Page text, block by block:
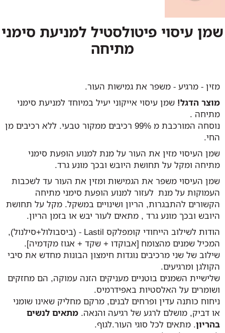
שמן עיסוי פיטולסטיל למניעת סימני
מתיחה
מזין - מרגיע - משפר את גמישות העור.
מוצר הדגל! שמן עיסוי אייקוני יעיל במיוחד למניעת סימני
מתיחה .
נוסחה המורכבת מ 99% רכיבים ממקור טבעי. ללא רכיבים מן
החי.
שמן העיסוי מזין את העור על מנת למנוע הופעת סימני
מתיחה ומקל על תחושת היובש ובכך מונע גרד.
שמן העיסוי משפר את הגמישות ומזין את העור עד לשכבות
העמוקות על מנת לעזור למנוע הופעת סימני מתיחה
הקשורים להתבגרות, הריון ושינויים במשקל. מקל על תחושת
היובש ובכך מונע גרד , מתאים לעור יבש או בזמן הריון.
הודות לשילוב הייחודי קומפלקס Lastil - (ביסבולול+סילנול),
המכיל שמנים מהצומח [אבוקדו + שקד + אגוז מקדמיה].
שילוב של שני מרכיבים נוגדות חימצון הבונות מחדש את סיבי
הקולגן ומרגיעים.
שלישיית השמנים בוטניים מעניקים הזנה עמוקה, הם מחזקים
ושומרים על האלסטיות באפידרמיס.
ניחוח כותנה עדין ופרחים לבנים, מרקם מחליק שאינו שומני
או דביק, מושלם לרגע של רגיעה והנאה. מתאים לנשים
בהריון. מתאים לכל סוגי העור.לגוף.